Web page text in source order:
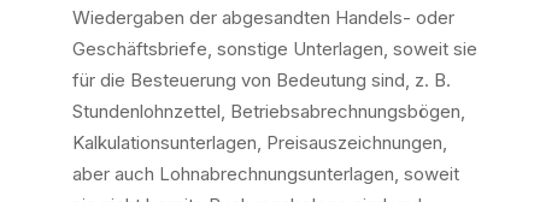
Wiedergaben der abgesandten Handels- oder
Geschäftsbriefe, sonstige Unterlagen, soweit sie
für die Besteuerung von Bedeutung sind, z. B.
Stundenlohnzettel, Betriebsabrechnungsbögen,
Kalkulationsunterlagen, Preisauszeichnungen,
aber auch Lohnabrechnungsunterlagen, soweit